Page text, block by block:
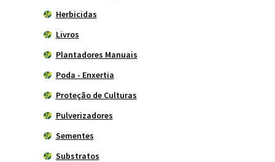
Herbicidas
Livros
Plantadores Manuais
Poda - Enxertia
Proteção de Culturas
Pulverizadores
Sementes
Substratos